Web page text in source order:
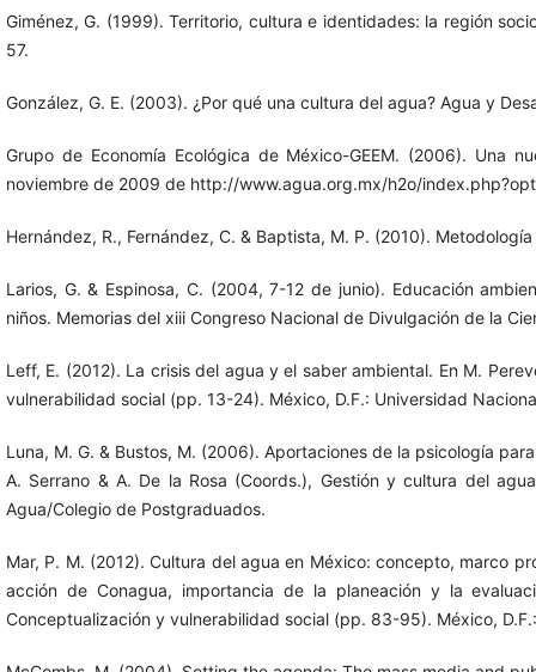
Giménez, G. (1999). Territorio, cultura e identidades: la región
57.
González, G. E. (2003). ¿Por qué una cultura del agua? Agua y
Grupo de Economía Ecológica de México-GEEM. (2006). Una
noviembre de 2009 de http://www.agua.org.mx/h2o/
Hernández, R., Fernández, C. & Baptista, M. P. (2010).
Larios, G. & Espinosa, C. (2004, 7-12 de junio). Educación
niños. Memorias del xiii Congreso Nacional de Divulgación de la
Leff, E. (2012). La crisis del agua y el saber ambiental. En M.
vulnerabilidad social (pp. 13-24). México, D.F.: Universidad
Luna, M. G. & Bustos, M. (2006). Aportaciones de la psicología
A. Serrano & A. De la Rosa (Coords.), Gestión y cultura del
Agua/Colegio de Postgraduados.
Mar, P. M. (2012). Cultura del agua en México: concepto, marco
acción de Conagua, importancia de la planeación y la
Conceptualización y vulnerabilidad social (pp. 83-95). México,